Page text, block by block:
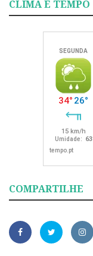
CLIMA E TEMPO
COMPARTILHE